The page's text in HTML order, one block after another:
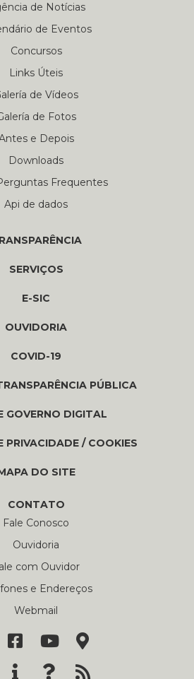
de Notícias
de Eventos
Concursos
Links Úteis
de Vídeos
de Fotos
e Depois
Downloads
Frequentes
Api de dados
SERVIÇOS
E-SIC
OUVIDORIA
COVID-19
PÚBLICA
GOVERNO DIGITAL
PRIVACIDADE / COOKIES
DO SITE
CONTATO
Fale Conosco
Ouvidoria
com Ouvidor
e Endereços
Webmail